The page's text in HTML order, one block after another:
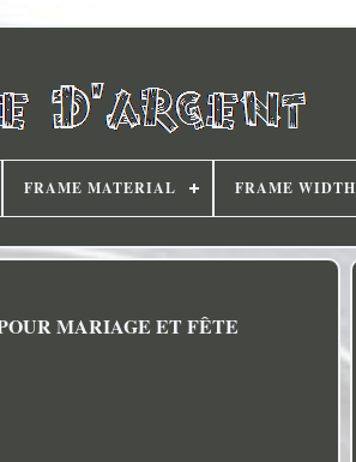
FRAME MATERIAL FRAME WIDTH
MARIAGE ET FÊTE